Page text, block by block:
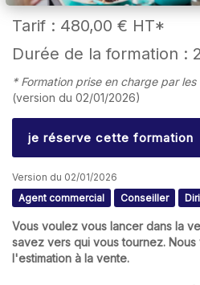
Tarif : 480,00 € HT*
Durée de la formation :
* Formation prise en charge par les
(version du 02/01/2026)
je réserve cette formation
Version du 02/01/2026
Agent commercial
Conseiller
Vous voulez vous lancer dans la
savez vers qui vous tournez.
l'estimation à la vente.